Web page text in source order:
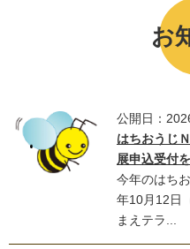
お
公開日：
はちおうじ
展申込受付
今年のはち
年10月12日
まえテラ...